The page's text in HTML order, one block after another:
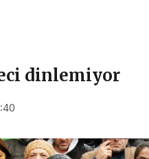
dinlemiyor